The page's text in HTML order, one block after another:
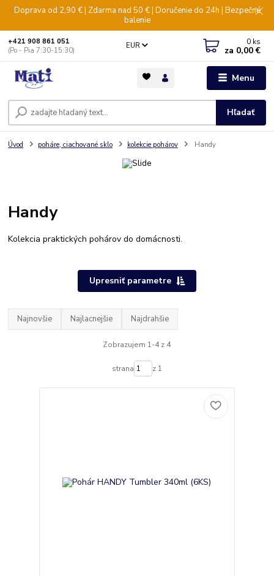
Doprava od 2,90 € | Zdarma nad 50 € | Doručenie do 24h | Bezpečné
balenie
Menu
EUR
Hľadať
+421 908 861 051
(Po - Pia 7:30-15:30)
0 ks
za 0,00 €
Úvod poháre, ciachované sklo kolekcie pohárov Handy
Handy
Kolekcia praktických pohárov do domácnosti.
Upresniť parametre
Najnovšie Najlacnejšie Najdrahšie
Zobrazujem 1-4 z 4
strana z 1